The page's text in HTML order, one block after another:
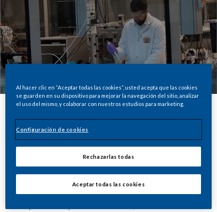
La Organización Mundial de la Salud
fumadores para el 2025. Con tantas
Al hacer clic en “Aceptar todas las cookies”, usted acepta que las cookies
se guarden en su dispositivo para mejorar la navegación del sitio, analizar
el uso del mismo, y colaborar con nuestros estudios para marketing.
Configuración de cookies
Rechazarlas todas
Aceptar todas las cookies